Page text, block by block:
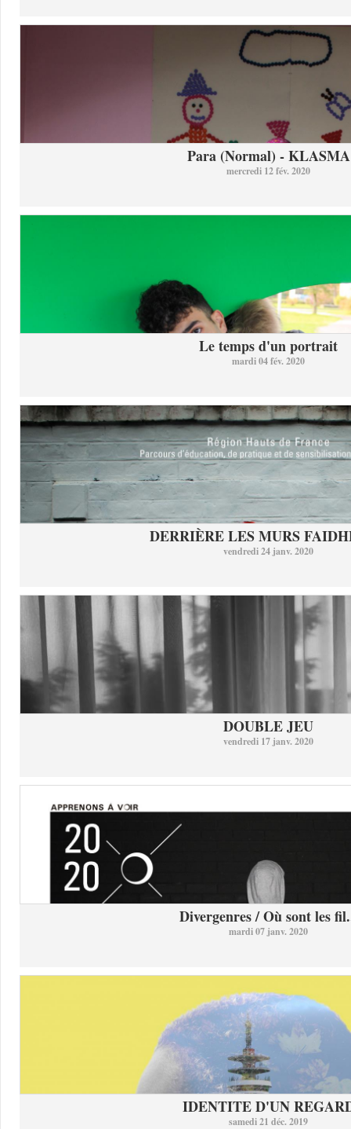
Para (Normal) - KLASMA
mercredi 12 fév. 2020
Le temps d'un portrait
mardi 04 fév. 2020
DERRIÈRE LES MURS
vendredi 24 janv. 2020
DOUBLE JEU
vendredi 17 janv. 2020
Divergenres / Où sont les
mardi 07 janv. 2020
IDENTITE D'UN
samedi 21 déc. 2019